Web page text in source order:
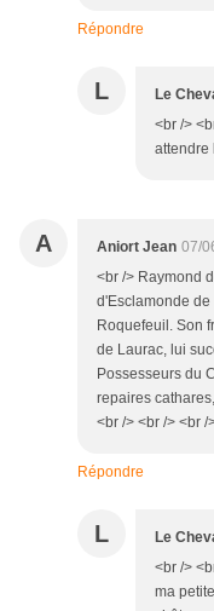
Répondre
L Le
<br />
attendre
A Aniort Jean 07/
<br /> Raymond
d'Esclamonde
Roquefeuil. Son
de Laurac, lui
Possesseurs du
repaires
<br /> <br /> <br /
Répondre
L Le
<br />
ma